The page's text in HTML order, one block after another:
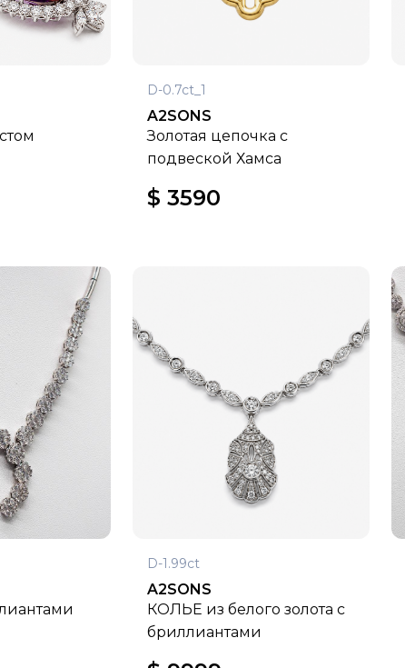
D-0.7ct_1
A2SONS
Золотая цепочка с
подвеской Хамса
$ 3590
D-1.99ct
A2SONS
КОЛЬЕ из белого золота с
бриллиантами